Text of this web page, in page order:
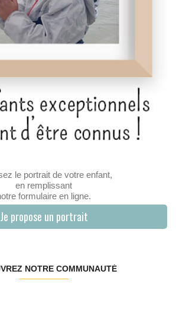
le portrait de votre enfant,
en remplissant
formulaire en ligne.
Je propose un portrait
NOTRE COMMUNAUTÉ